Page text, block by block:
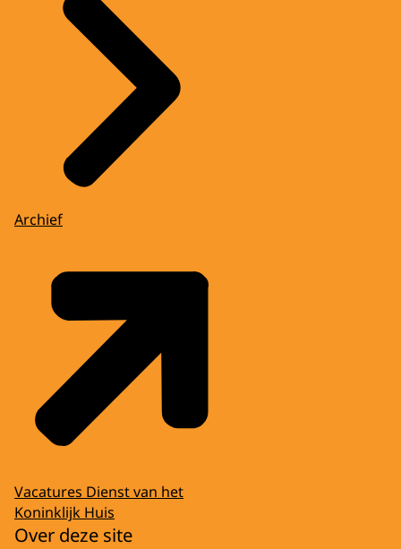
Archief
Vacatures Dienst van het
Koninklijk Huis
Over deze site